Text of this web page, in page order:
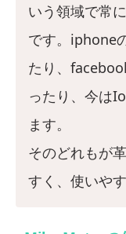
いう領域で常
です。iphone
たり、
ったり、今は
ます。
そのどれもが
すく、使いやす